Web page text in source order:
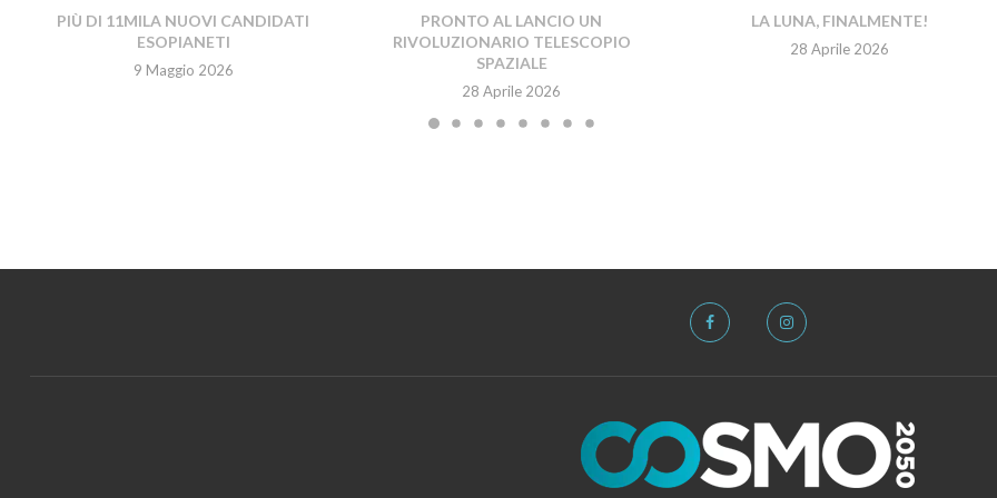
PIÙ DI 11MILA NUOVI CANDIDATI
ESOPIANETI
9 Maggio 2026
PRONTO AL LANCIO UN
RIVOLUZIONARIO TELESCOPIO
SPAZIALE
28 Aprile 2026
LA LUNA, FINALMENTE!
28 Aprile 2026